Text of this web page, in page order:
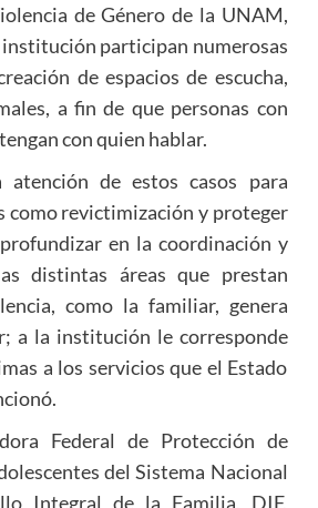
de Género de la UNAM,
institución participan numerosas
de espacios de escucha,
a fin de que personas con
con quien hablar.
de estos casos para
como revictimización y proteger
en la coordinación y
distintas áreas que prestan
como la familiar, genera
a la institución le corresponde
a los servicios que el Estado
Federal de Protección de
del Sistema Nacional
Integral de la Familia, DIF,